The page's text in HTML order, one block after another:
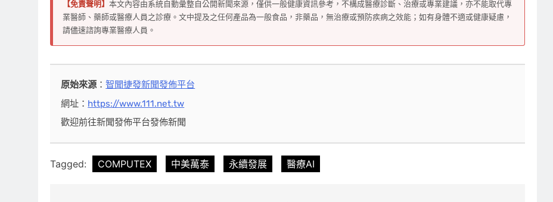
【免責聲明】 本文內容由系統自動彙整自公開新聞來源，僅供一般健康資訊參考，不構成醫療診斷、治療或專業建議，亦不能取代專
業醫師、藥師或醫療人員之診療。文中提及之任何產品為一般食品，非藥品，無治療或預防疾病之效能；如有身體不適或健康疑慮，
請儘速諮詢專業醫療人員。
原始來源 ：智聞捷發新聞發佈平台
網址： https://www.111.net.tw
歡迎前往新聞發佈平台發佈新聞
Tagged: COMPUTEX 中美萬泰 永續發展 醫療AI